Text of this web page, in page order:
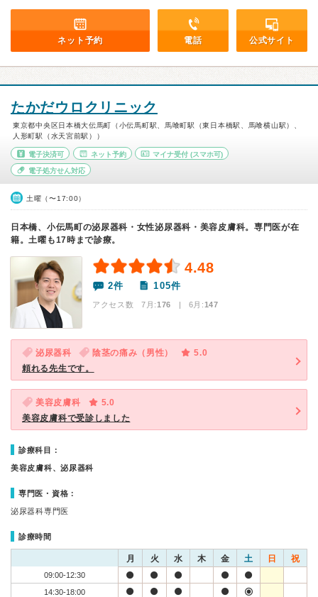
ネット予約 電話 公式サイト
たかだウロクリニック
東京都中央区日本橋大伝馬町（小伝馬町駅、馬喰町駅（東日本橋駅、馬喰横山駅）、
人形町駅（水天宮前駅））
電子決済可 ネット予約 マイナ受付 (スマホ可)
電子処方せん対応
土曜（〜17:00）
日本橋、小伝馬町の泌尿器科・女性泌尿器科・美容皮膚科。専門医が在
籍。土曜も17時まで診療。
4.48
2件 105件
アクセス数 7月:176 | 6月:147
泌尿器科 陰茎の痛み（男性）
5.0
頼れる先生です。
美容皮膚科
5.0
美容皮膚科で受診しました
診療科目：
美容皮膚科、泌尿器科
専門医・資格：
泌尿器科専門医
診療時間
月 火 水 木 金 土 日 祝
09:00-12:30
14:30-18:00